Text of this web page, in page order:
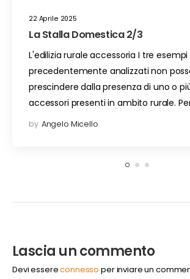
22 Aprile 2025
La Stalla Domestica 2/3
L'edilizia rurale accessoria I tre esempi
precedentemente analizzati non
prescindere dalla presenza di uno o
accessori presenti in ambito rurale.
by Angelo Micello
Lascia un commento
Devi essereconnesso per inviare un